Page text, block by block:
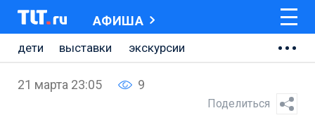
АФИША
дети выставки
экскурсии
21 марта 23:05 9
Поделиться